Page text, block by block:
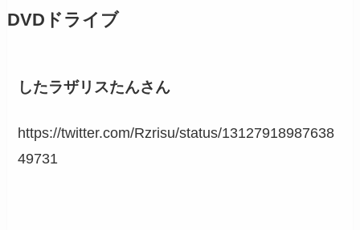
DVDドライブ
したラザリスたんさん
https://twitter.com/Rzrisu/status/13127918987638
49731